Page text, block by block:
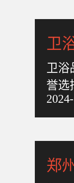
卫
卫浴
誉选
查阅
郑